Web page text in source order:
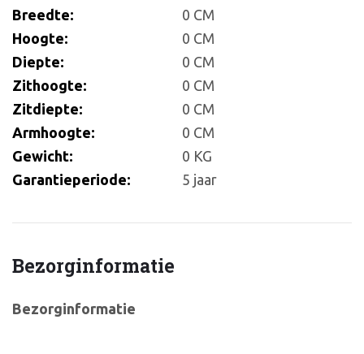
Breedte:
0 CM
Hoogte:
0 CM
Diepte:
0 CM
Zithoogte:
0 CM
Zitdiepte:
0 CM
Armhoogte:
0 CM
Gewicht:
0 KG
Garantieperiode:
5 jaar
Bezorginformatie
Bezorginformatie